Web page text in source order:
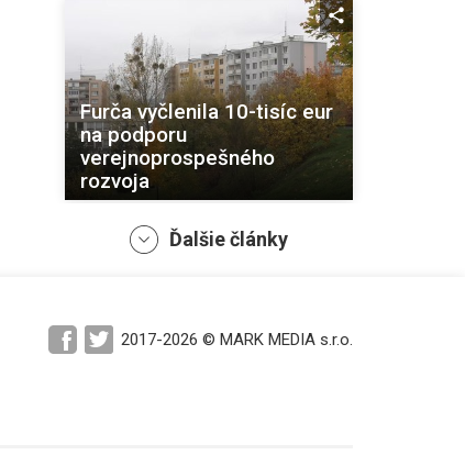
Furča vyčlenila 10-tisíc eur
na podporu
verejnoprospešného
rozvoja
Park na Vysokoškolskej
Ďalšie články
2017-2026 © MARK MEDIA s.r.o.